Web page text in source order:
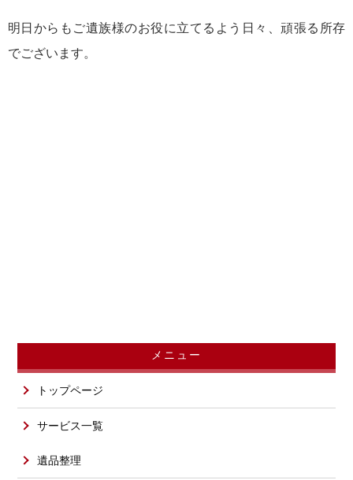
明日からもご遺族様のお役に立てるよう日々、頑張る所存
でございます。
メニュー
トップページ
サービス一覧
遺品整理